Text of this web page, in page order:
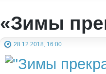
«Зимы
28.12.2018, 16:00